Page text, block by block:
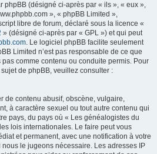
phpBB (désigné ci-après par « ils », « eux »,
», « phpBB Limited »,
libre de forum, déclaré sous la licence «
» (désigné ci-après par « GPL ») et qui peut
. Le logiciel phpBB facilite seulement
Limited n’est pas responsable de ce que
comme contenu ou conduite permis. Pour
de phpBB, veuillez consulter :
de contenu abusif, obscène, vulgaire,
à caractère sexuel ou tout autre contenu qui
pays, du pays où « Les généalogistes du
lois internationales. Le faire peut vous
et permanent, avec une notification à votre
nous le jugeons nécessaire. Les adresses IP